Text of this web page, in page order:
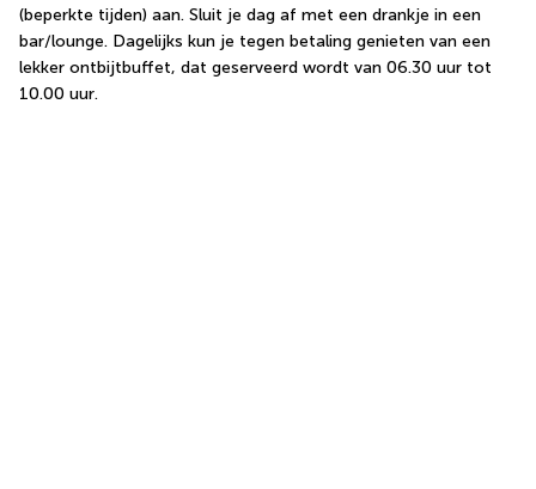
(beperkte tijden) aan. Sluit je dag af met een drankje in een
bar/lounge. Dagelijks kun je tegen betaling genieten van een
lekker ontbijtbuffet, dat geserveerd wordt van 06.30 uur tot
10.00 uur.